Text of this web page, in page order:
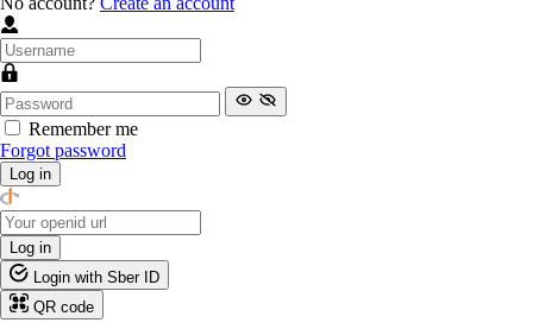
Remember me
Forgot password
Log in
Log in
Login with Sber ID
QR code